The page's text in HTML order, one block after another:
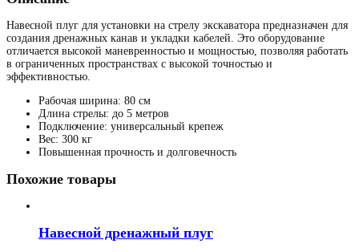
Навесной плуг для установки на стрелу экскаватора предназначен для
создания дренажных канав и укладки кабелей. Это оборудование
отличается высокой маневренностью и мощностью, позволяя работать
в ограниченных пространствах с высокой точностью и
эффективностью.
Рабочая ширина: 80 см
Длина стрелы: до 5 метров
Подключение: универсальный крепеж
Вес: 300 кг
Повышенная прочность и долговечность
Похожие товары
Навесной дренажный плуг